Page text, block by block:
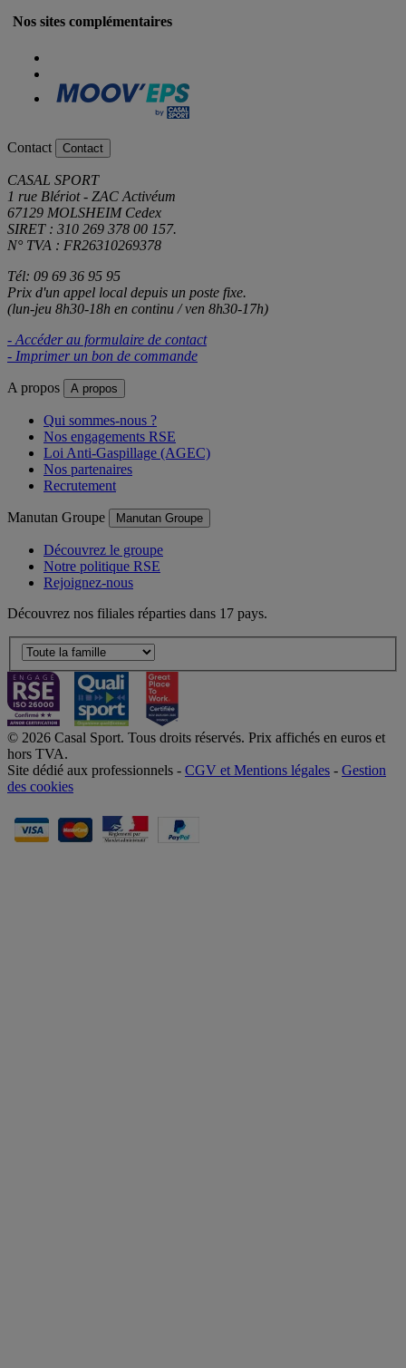
Nos sites complémentaires
Contact Contact
CASAL SPORT
1 rue Blériot - ZAC Activéum
67129 MOLSHEIM Cedex
SIRET : 310 269 378 00 157.
N° TVA : FR26310269378
Tél: 09 69 36 95 95
Prix d'un appel local depuis un poste fixe.
(lun-jeu 8h30-18h en continu / ven 8h30-17h)
- Accéder au formulaire de contact
- Imprimer un bon de commande
A propos A propos
Qui sommes-nous ?
Nos engagements RSE
Loi Anti-Gaspillage (AGEC)
Nos partenaires
Recrutement
Manutan Groupe Manutan Groupe
Découvrez le groupe
Notre politique RSE
Rejoignez-nous
Découvrez nos filiales réparties dans 17 pays.
© 2026 Casal Sport. Tous droits réservés. Prix affichés en euros et
hors TVA.
Site dédié aux professionnels - CGV et Mentions légales - Gestion
des cookies